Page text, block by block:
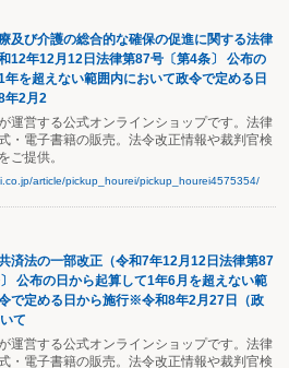
及び介護の総合的な確保の促進に関する法律
12年12月12日法律第87号〔第4条〕 公布の
年を超えない範囲内において政令で定める日
年2月2
運営する公式オンラインショップです。法律
・電子書籍の販売。法令改正情報や裁判官検
ご提供。
article/pickup_hourei/pickup_hourei4575354/
済法の一部改正（令和7年12月12日法律第87
公布の日から起算して1年6月を超えない範
で定める日から施行※令和8年2月27日（政
て
運営する公式オンラインショップです。法律
・電子書籍の販売。法令改正情報や裁判官検